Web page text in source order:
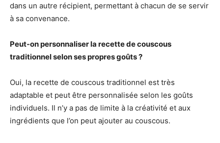
dans un autre récipient, permettant à chacun de se servir
à sa convenance.
Peut-on personnaliser la recette de couscous
traditionnel selon ses propres goûts ?
Oui, la recette de couscous traditionnel est très
adaptable et peut être personnalisée selon les goûts
individuels. Il n’y a pas de limite à la créativité et aux
ingrédients que l’on peut ajouter au couscous.